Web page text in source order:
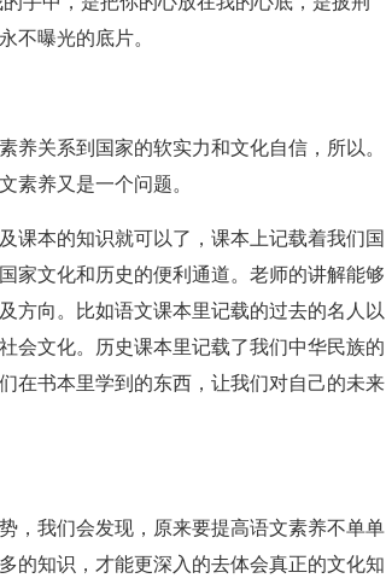
不曝光的底片。
养关系到国家的软实力和文化自信，所以。
素养又是一个问题。
课本的知识就可以了，课本上记载着我们国
家文化和历史的便利通道。老师的讲解能够
方向。比如语文课本里记载的过去的名人以
会文化。历史课本里记载了我们中华民族的
在书本里学到的东西，让我们对自己的未来
，我们会发现，原来要提高语文素养不单单
的知识，才能更深入的去体会真正的文化知